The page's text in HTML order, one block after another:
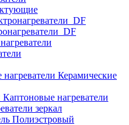
Керамические
Каптоновые нагреватели
зеркал
Полиэстровый